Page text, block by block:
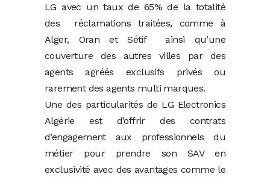
LG avec un taux de 65% de la totalité
des réclamations traitées, comme à
Alger, Oran et Sétif ainsi qu’une
couverture des autres villes par des
agents agréés exclusifs privés ou
rarement des agents multi marques.
Une des particularités de LG Electronics
Algérie est d’offrir des contrats
d’engagement aux professionnels du
métier pour prendre son SAV en
exclusivité avec des avantages comme le